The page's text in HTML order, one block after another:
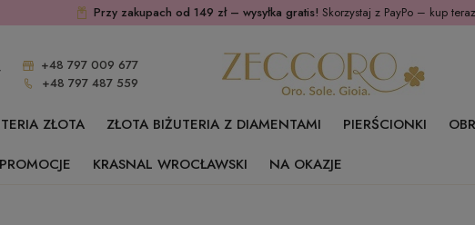
Przy zakupach od 149 zł – wysyłka gratis! Skorzystaj z PayPo – kup
+48 797 009 677
+48 797 487 559
ZŁOTA ZŁOTA BIŻUTERIA Z DIAMENTAMI PIERŚCIONKI
PROMOCJE KRASNAL WROCŁAWSKI NA OKAZJE